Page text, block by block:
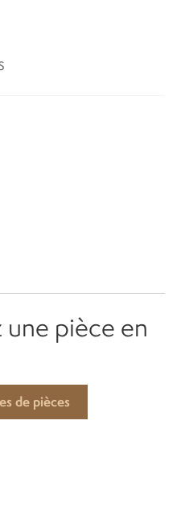
pièce en
de pièces